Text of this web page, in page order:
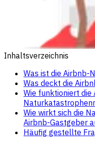
Inhaltsverzeichnis
Was ist die Airbnb-
Was deckt die
Wie funktioniert die
Wie wirkt sich die
Airbnb-Gastgeber
Häufig gestellte